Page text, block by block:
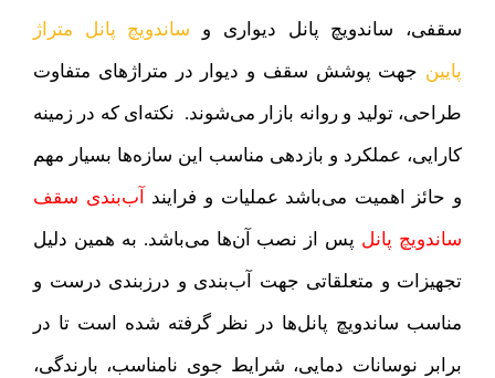
سقفی، ساندویچ پانل دیواری و
ساندویچ پانل متراژ
پایین جهت پوشش سقف و دیوار در متراژ‌های متفاوت
طراحی، تولید و روانه بازار می‌شوند. نکته‌ای که در زمینه
کارایی، عملکرد و بازدهی مناسب این سازه‌ها بسیار مهم
و حائز اهمیت می‌باشد عملیات و فرایند
آب‌بندی سقف
ساندویچ پانل‌ پس از نصب آن‌ها می‌باشد. به همین دلیل
تجهیزات و متعلقاتی جهت آب‌بندی و درزبندی درست و
مناسب ساندویچ پانل‌ها در نظر گرفته شده است تا در
برابر نوسانات دمایی، شرایط جوی نامناسب، بارندگی،